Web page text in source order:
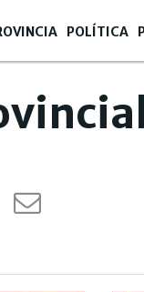
POLÍTICA